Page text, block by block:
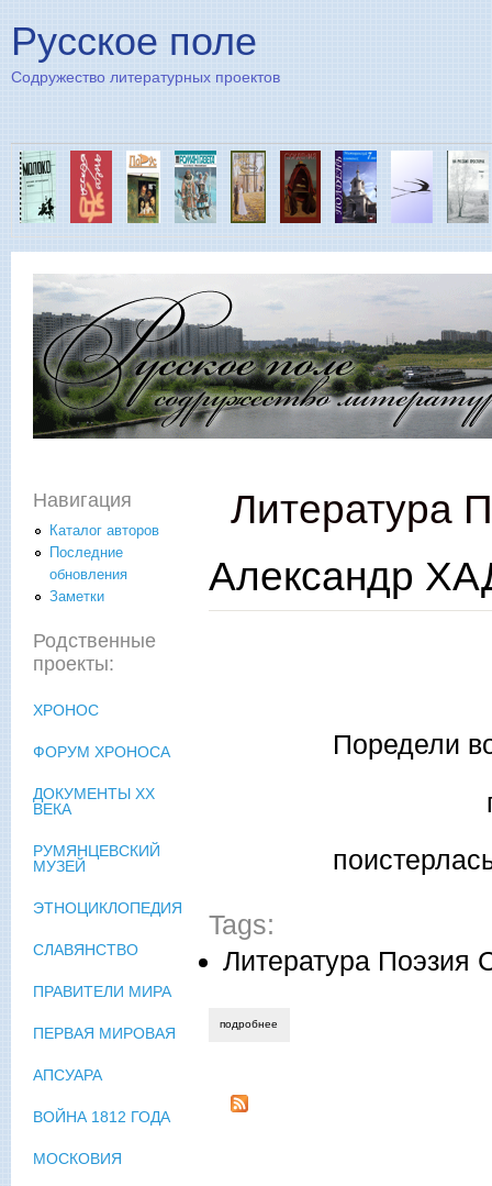
Русское поле
Содружество литературных проектов
Литература
Александр
Поредели
Tags:
Литература Поэзия
подробнее
Навигация
Каталог авторов
Последние
обновления
Заметки
Родственные
проекты:
ХРОНОС
ФОРУМ ХРОНОСА
ДОКУМЕНТЫ XX
ВЕКА
РУМЯНЦЕВСКИЙ
МУЗЕЙ
ЭТНОЦИКЛОПЕДИЯ
СЛАВЯНСТВО
ПРАВИТЕЛИ МИРА
ПЕРВАЯ МИРОВАЯ
АПСУАРА
ВОЙНА 1812 ГОДА
МОСКОВИЯ